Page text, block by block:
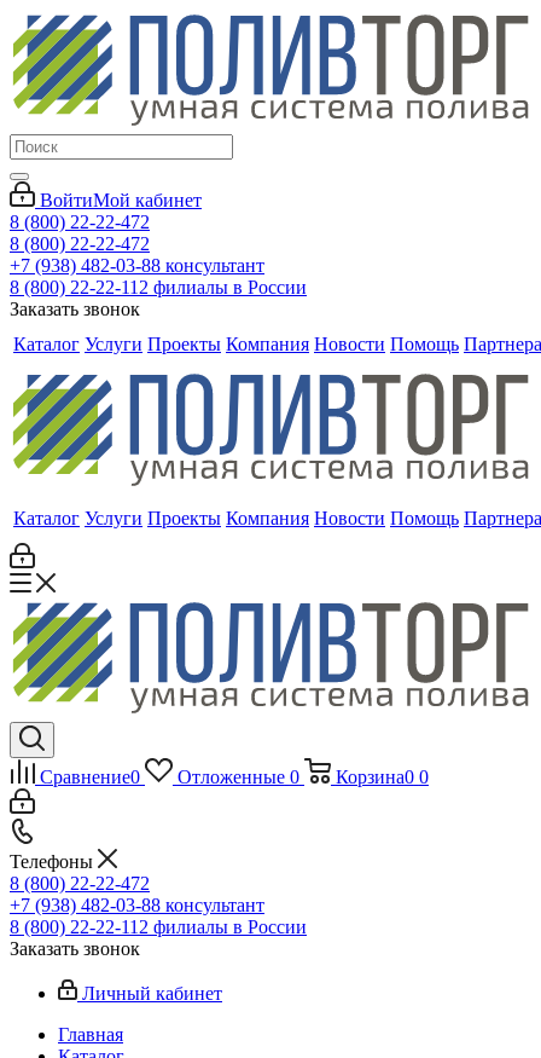
ВойтиМой кабинет
8 (800) 22-22-472
8 (800) 22-22-472
+7 (938) 482-03-88 консультант
8 (800) 22-22-112 филиалы в России
Заказать звонок
Каталог Услуги Проекты Компания Новости Помощь
Каталог Услуги Проекты Компания Новости Помощь
Сравнение0 Отложенные 0 Корзина0 0
Телефоны
8 (800) 22-22-472
+7 (938) 482-03-88 консультант
8 (800) 22-22-112 филиалы в России
Заказать звонок
Личный кабинет
Главная